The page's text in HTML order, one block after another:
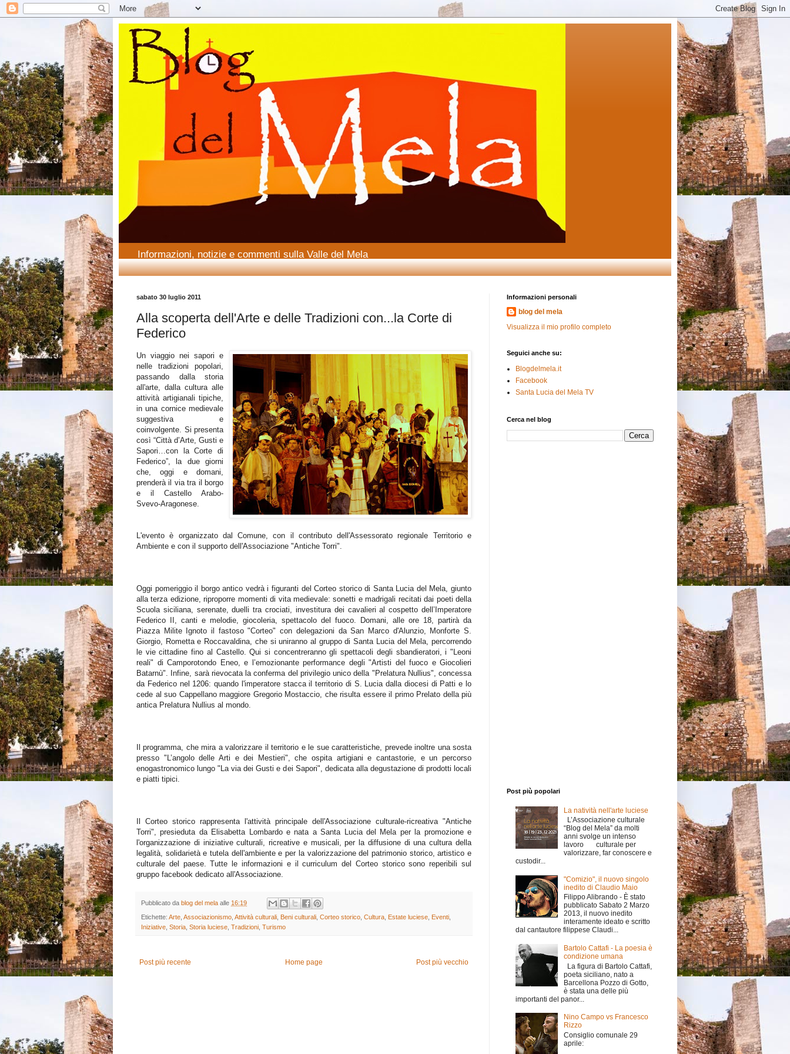
Informazioni, notizie e commenti sulla Valle del Mela
sabato 30 luglio 2011
Alla scoperta dell'Arte e delle Tradizioni con...la Corte di
Federico
Un viaggio nei sapori e
nelle tradizioni popolari,
passando dalla storia
all'arte, dalla cultura alle
attività artigianali tipiche,
in una cornice medievale
suggestiva e
coinvolgente. Si presenta
così “Città d’Arte, Gusti e
Sapori…con la Corte di
Federico”, la due giorni
che, oggi e domani,
prenderà il via tra il borgo
e il Castello Arabo-
Svevo-Aragonese.
L'evento è organizzato dal Comune, con il contributo dell'Assessorato regionale Territorio e
Ambiente e con il supporto dell'Associazione "Antiche Torri".
Oggi pomeriggio il borgo antico vedrà i figuranti del Corteo storico di Santa Lucia del Mela, giunto
alla terza edizione, riproporre momenti di vita medievale: sonetti e madrigali recitati dai poeti della
Scuola siciliana, serenate, duelli tra crociati, investitura dei cavalieri al cospetto dell’Imperatore
Federico II, canti e melodie, giocoleria, spettacolo del fuoco. Domani, alle ore 18, partirà da
Piazza Milite Ignoto il fastoso "Corteo" con delegazioni da San Marco d'Alunzio, Monforte S.
Giorgio, Rometta e Roccavaldina, che si uniranno al gruppo di Santa Lucia del Mela, percorrendo
le vie cittadine fino al Castello. Qui si concentreranno gli spettacoli degli sbandieratori, i "Leoni
reali" di Camporotondo Eneo, e l’emozionante performance degli "Artisti del fuoco e Giocolieri
Batarnù". Infine, sarà rievocata la conferma del privilegio unico della "Prelatura Nullius", concessa
da Federico nel 1206: quando l'imperatore stacca il territorio di S. Lucia dalla diocesi di Patti e lo
cede al suo Cappellano maggiore Gregorio Mostaccio, che risulta essere il primo Prelato della più
antica Prelatura Nullius al mondo.
Il programma, che mira a valorizzare il territorio e le sue caratteristiche, prevede inoltre una sosta
presso "L’angolo delle Arti e dei Mestieri", che ospita artigiani e cantastorie, e un percorso
enogastronomico lungo "La via dei Gusti e dei Sapori", dedicata alla degustazione di prodotti locali
e piatti tipici.
Il Corteo storico rappresenta l'attività principale dell'Associazione culturale-ricreativa "Antiche
Torri", presieduta da Elisabetta Lombardo e nata a Santa Lucia del Mela per la promozione e
l'organizzazione di iniziative culturali, ricreative e musicali, per la diffusione di una cultura della
legalità, solidarietà e tutela dell'ambiente e per la valorizzazione del patrimonio storico, artistico e
culturale del paese. Tutte le informazioni e il curriculum del Corteo storico sono reperibili sul
gruppo facebook dedicato all'Associazione.
Pubblicato da blog del mela alle 16:19
Etichette: Arte, Associazionismo, Attività culturali, Beni culturali, Corteo storico, Cultura, Estate luciese, Eventi,
Iniziative, Storia, Storia luciese, Tradizioni, Turismo
Post più recente Post più vecchio
Home page
Informazioni personali
blog del mela
Visualizza il mio profilo completo
Seguici anche su:
Blogdelmela.it
Facebook
Santa Lucia del Mela TV
Cerca nel blog
Post più popolari
La natività nell'arte luciese
L’Associazione culturale
“Blog del Mela” da molti
anni svolge un intenso
lavoro culturale per
valorizzare, far conoscere e
custodir...
"Comizio", il nuovo singolo
inedito di Claudio Maio
Filippo Alibrando - È stato
pubblicato Sabato 2 Marzo
2013, il nuovo inedito
interamente ideato e scritto
dal cantautore filippese Claudi...
Bartolo Cattafi - La poesia è
condizione umana
La figura di Bartolo Cattafi,
poeta siciliano, nato a
Barcellona Pozzo di Gotto,
è stata una delle più
importanti del panor...
Nino Campo vs Francesco
Rizzo
Consiglio comunale 29
aprile: